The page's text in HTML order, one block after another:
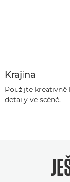
Krajina
Použijte
detaily ve scéně.